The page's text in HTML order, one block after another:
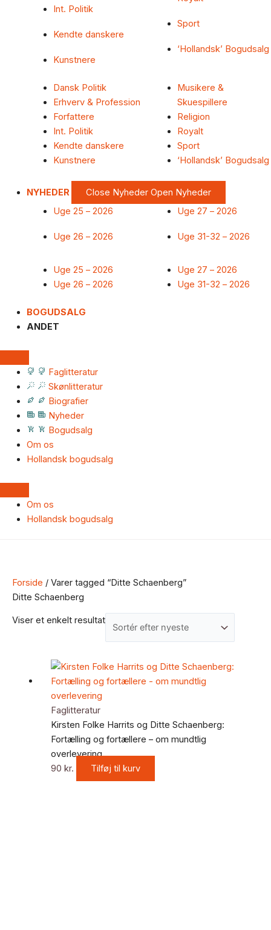
Int. Politik
Kendte danskere
Kunstnere
Sport
‘Hollandsk’ Bogudsalg
Dansk Politik
Erhverv & Profession
Forfattere
Int. Politik
Kendte danskere
Kunstnere
Musikere &
Skuespillere
Religion
Royalt
Sport
‘Hollandsk’ Bogudsalg
NYHEDER Close Nyheder Open Nyheder
Uge 25 – 2026
Uge 26 – 2026
Uge 27 – 2026
Uge 31-32 – 2026
Uge 25 – 2026
Uge 26 – 2026
Uge 27 – 2026
Uge 31-32 – 2026
BOGUDSALG
ANDET
Faglitteratur
Skønlitteratur
Biografier
Nyheder
Bogudsalg
Om os
Hollandsk bogudsalg
Om os
Hollandsk bogudsalg
Forside / Varer tagged “Ditte Schaenberg”
Ditte Schaenberg
Viser et enkelt resultat
Faglitteratur
Kirsten Folke Harrits og Ditte Schaenberg:
Fortælling og fortællere – om mundtlig
overlevering
90 kr. Tilføj til kurv